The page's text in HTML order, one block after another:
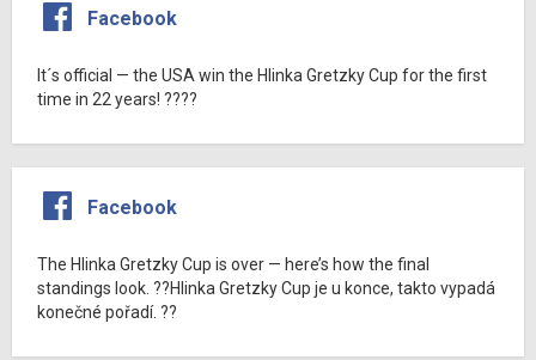
Facebook
It´s official — the USA win the Hlinka Gretzky Cup for the first
time in 22 years! ????
Facebook
The Hlinka Gretzky Cup is over — here’s how the final
standings look. ??Hlinka Gretzky Cup je u konce, takto vypadá
konečné pořadí. ??